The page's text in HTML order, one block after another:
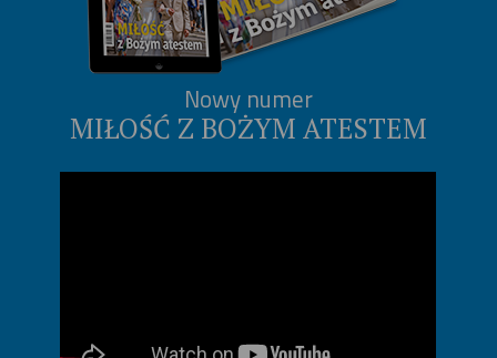
Nowy numer
MIŁOŚĆ Z BOŻYM ATESTEM